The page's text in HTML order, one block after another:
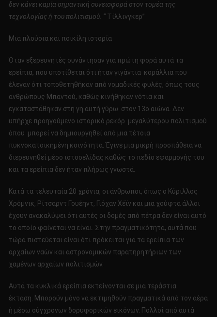
δεν κάνει καμία σημαντική συνεισφορά στον τομέα της
τεχνολογίας ή του πολιτισμού. “Τίλλινγκερ”
Μια πλούσια και ποικίλη ιστορία
Όταν εξερευνητές συνάντησαν για πρώτη φορά αυτά τα
ερείπια, που υποτίθεται ότι ήταν γιγάντια κοράλλια που
έλεγαν ότι τοποθετηθήκαν από νομαδικές φυλές, όπως τους
ανθρώπους Μπαντού, καθώς κινήθηκαν νότια και
εγκαταστάθηκαν στη γη αυτή γύρω στον 13ο αιώνα. Δεν
υπήρχε προηγούμενο ιστορικό ρεκόρ μεγαλύτερου πολιτισμού
όπου μπορεί να δημιουργηθεί από μια τέτοια
πυκνοκατοικημένη κοινότητα. Έγινε μια μικρή προσπάθεια να
διερευνηθεί μέσο ιστοσελίδας καθώς το πεδίο εφαρμογής του
και τα ερείπια δεν ήταν πλήρως γνωστά.
Κατά τα τελευταία 20 χρόνια, οι άνθρωποι, όπως ο Κύριλλος
Χρόμνικ, Ρίτσαρντ Γουέηντ, Γιόχαν Χέϊν και μια χούφτα άλλοι
έχουν ανακαλύψει ότι αυτές οι δομές από πέτρα δεν είναι αυτό
το οποίο φαίνεται να είναι. Στην πραγματικότητα, αυτά που
τώρα πιστεύεται είναι ότι πρόκειται για τα ερείπια των
αρχαίων ναών και αστρονομικών παρατηρητήριων των
χαμένων αρχαίων πολιτισμών.
Αυτά τα κυκλικά ερείπια εκτείνονται σε μια τεράστια
έκταση. Μπορούν μόνο να εκτιμηθούν πραγματικά από τον αέρα
ή μέσω σύγχρονων δορυφορικών εικόνων. Πολλοί από αυτά